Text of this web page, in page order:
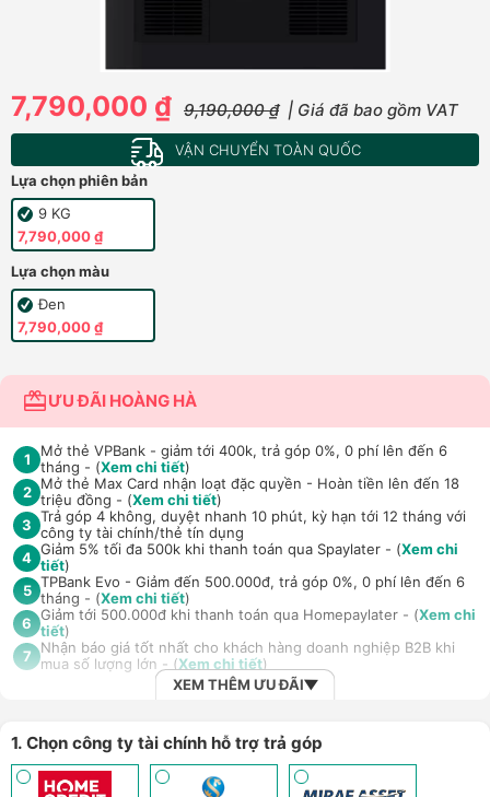
7,790,000 ₫ 9,190,000 ₫ | Giá đã bao gồm VAT
VẬN CHUYỂN TOÀN QUỐC
Lựa chọn phiên bản
9 KG
7,790,000 ₫
Lựa chọn màu
Đen
7,790,000 ₫
ƯU ĐÃI HOÀNG HÀ
1
Mở thẻ VPBank - giảm tới 400k, trả góp 0%, 0 phí lên đến 6
tháng - (Xem chi tiết)
2 Mở thẻ Max Card nhận loạt đặc quyền - Hoàn tiền lên đến 18
triệu đồng - (Xem chi tiết)
3 Trả góp 4 không, duyệt nhanh 10 phút, kỳ hạn tới 12 tháng với
công ty tài chính/thẻ tín dụng
4 Giảm 5% tối đa 500k khi thanh toán qua Spaylater - (Xem chi
tiết)
5 TPBank Evo - Giảm đến 500.000đ, trả góp 0%, 0 phí lên đến 6
tháng - (Xem chi tiết)
6 Giảm tới 500.000đ khi thanh toán qua Homepaylater - (Xem chi
tiết)
7
Nhận báo giá tốt nhất cho khách hàng doanh nghiệp B2B khi
mua số lượng lớn - (Xem chi tiết)
XEM THÊM ƯU ĐÃI
1. Chọn công ty tài chính hỗ trợ trả góp